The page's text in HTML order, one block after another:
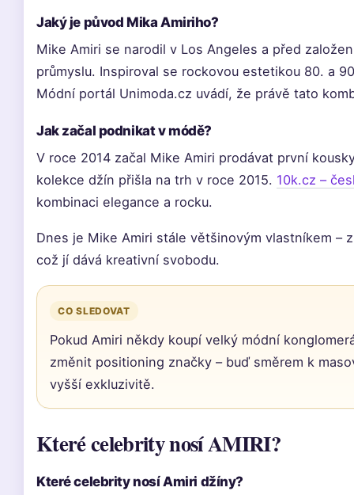
Jaký je původ Mika Amiriho?
Mike Amiri se narodil v Los Angeles a před
průmyslu. Inspiroval se rockovou estetikou 80. a
Módní portál Unimoda.cz uvádí, že právě tato
Jak začal podnikat v módě?
V roce 2014 začal Mike Amiri prodávat první
kolekce džín přišla na trh v roce 2015. 10k.cz –
kombinaci elegance a rocku.
Dnes je Mike Amiri stále většinovým vlastníkem –
což jí dává kreativní svobodu.
CO SLEDOVAT
Pokud Amiri někdy koupí velký módní
změnit positioning značky – buď směrem k
vyšší exkluzivitě.
Které celebrity nosí AMIRI?
Které celebrity nosí Amiri džíny?